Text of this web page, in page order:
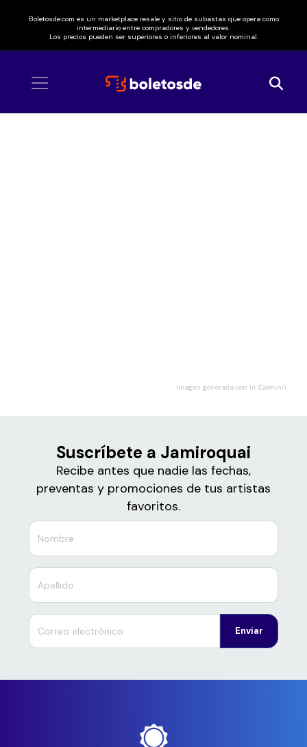
Boletosde.com es un marketplace resale y sitio de subastas que opera como
intermediario entre compradores y vendedores.
Los precios pueden ser superiores o inferiores al valor nominal.
Imagen generada con IA (Gemini)
Suscríbete a Jamiroquai
Recibe antes que nadie las fechas,
preventas y promociones de tus artistas
favoritos.
Enviar